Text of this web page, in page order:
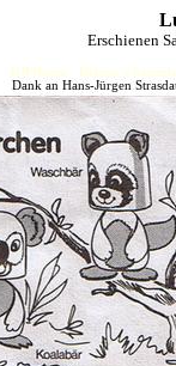
Erschienen
HJFHenze - Helmut´s
Dank an Hans-Jürgen